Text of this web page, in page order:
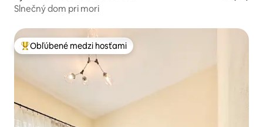
Slnečný dom pri mori
Najobľúbenejšie medzi hosťami
Obľúbené medzi hosťami